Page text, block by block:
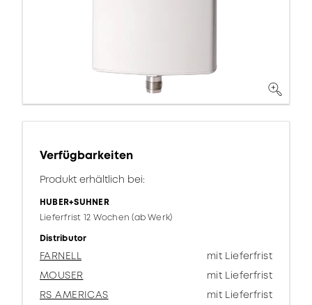
Verfügbarkeiten
Produkt erhältlich bei:
HUBER+SUHNER
Lieferfrist 12 Wochen (ab Werk)
Distributor
FARNELL
mit Lieferfrist
MOUSER
mit Lieferfrist
RS AMERICAS
mit Lieferfrist